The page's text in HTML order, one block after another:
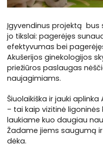
Įgyvendinus projektą bus
jo tikslai: pagerėjęs
efektyvumas bei
Akušerijos ginekologijos
priežiūros paslaugas
naujagimiams.
Šiuolaikiška ir jauki
– tai kaip vizitinė
laukiame kuo daugiau
Žadame jiems saugumą
dėka.